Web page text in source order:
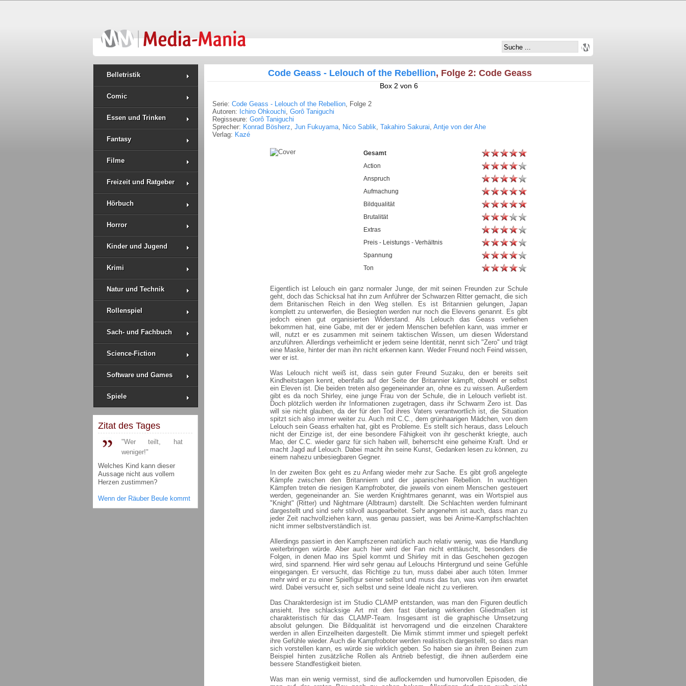
Belletristik
Comic
Essen und Trinken
Fantasy
Filme
Freizeit und Ratgeber
Hörbuch
Horror
Kinder und Jugend
Krimi
Natur und Technik
Rollenspiel
Sach- und Fachbuch
Science-Fiction
Software und Games
Spiele
Zitat des Tages
"Wer teilt, hat
weniger!"
Welches Kind kann dieser
Aussage nicht aus vollem
Herzen zustimmen?
Wenn der Räuber Beule kommt
Code Geass - Lelouch of the Rebellion, Folge 2: Code Geass
Box 2 von 6
Serie: Code Geass - Lelouch of the Rebellion, Folge 2
Autoren: Ichiro Ohkouchi, Gorô Taniguchi
Regisseure: Gorô Taniguchi
Sprecher: Konrad Bösherz, Jun Fukuyama, Nico Sablik, Takahiro Sakurai, Antje von der Ahe
Verlag: Kazé
Gesamt
Action
Anspruch
Aufmachung
Bildqualität
Brutalität
Extras
Preis - Leistungs - Verhältnis
Spannung
Ton
Eigentlich ist Lelouch ein ganz normaler Junge, der mit seinen Freunden zur Schule
geht, doch das Schicksal hat ihn zum Anführer der Schwarzen Ritter gemacht, die sich
dem Britanischen Reich in den Weg stellen. Es ist Britannien gelungen, Japan
komplett zu unterwerfen, die Besiegten werden nur noch die Elevens genannt. Es gibt
jedoch einen gut organisierten Widerstand. Als Lelouch das Geass verliehen
bekommen hat, eine Gabe, mit der er jedem Menschen befehlen kann, was immer er
will, nutzt er es zusammen mit seinem taktischen Wissen, um diesen Widerstand
anzuführen. Allerdings verheimlicht er jedem seine Identität, nennt sich "Zero" und trägt
eine Maske, hinter der man ihn nicht erkennen kann. Weder Freund noch Feind wissen,
wer er ist.
Was Lelouch nicht weiß ist, dass sein guter Freund Suzaku, den er bereits seit
Kindheitstagen kennt, ebenfalls auf der Seite der Britannier kämpft, obwohl er selbst
ein Eleven ist. Die beiden treten also gegeneinander an, ohne es zu wissen. Außerdem
gibt es da noch Shirley, eine junge Frau von der Schule, die in Lelouch verliebt ist.
Doch plötzlich werden ihr Informationen zugetragen, dass ihr Schwarm Zero ist. Das
will sie nicht glauben, da der für den Tod ihres Vaters verantwortlich ist, die Situation
spitzt sich also immer weiter zu. Auch mit C.C., dem grünhaarigen Mädchen, von dem
Lelouch sein Geass erhalten hat, gibt es Probleme. Es stellt sich heraus, dass Lelouch
nicht der Einzige ist, der eine besondere Fähigkeit von ihr geschenkt kriegte, auch
Mao, der C.C. wieder ganz für sich haben will, beherrscht eine geheime Kraft. Und er
macht Jagd auf Lelouch. Dabei macht ihn seine Kunst, Gedanken lesen zu können, zu
einem nahezu unbesiegbaren Gegner.
In der zweiten Box geht es zu Anfang wieder mehr zur Sache. Es gibt groß angelegte
Kämpfe zwischen den Britanniern und der japanischen Rebellion. In wuchtigen
Kämpfen treten die riesigen Kampfroboter, die jeweils von einem Menschen gesteuert
werden, gegeneinander an. Sie werden Knightmares genannt, was ein Wortspiel aus
"Knight" (Ritter) und Nightmare (Albtraum) darstellt. Die Schlachten werden fulminant
dargestellt und sind sehr stilvoll ausgearbeitet. Sehr angenehm ist auch, dass man zu
jeder Zeit nachvollziehen kann, was genau passiert, was bei Anime-Kampfschlachten
nicht immer selbstverständlich ist.
Allerdings passiert in den Kampfszenen natürlich auch relativ wenig, was die Handlung
weiterbringen würde. Aber auch hier wird der Fan nicht enttäuscht, besonders die
Folgen, in denen Mao ins Spiel kommt und Shirley mit in das Geschehen gezogen
wird, sind spannend. Hier wird sehr genau auf Lelouchs Hintergrund und seine Gefühle
eingegangen. Er versucht, das Richtige zu tun, muss dabei aber auch töten. Immer
mehr wird er zu einer Spielfigur seiner selbst und muss das tun, was von ihm erwartet
wird. Dabei versucht er, sich selbst und seine Ideale nicht zu verlieren.
Das Charakterdesign ist im Studio CLAMP entstanden, was man den Figuren deutlich
ansieht. Ihre schlacksige Art mit den fast überlang wirkenden Gliedmaßen ist
charakteristisch für das CLAMP-Team. Insgesamt ist die graphische Umsetzung
absolut gelungen. Die Bildqualität ist hervorragend und die einzelnen Charaktere
werden in allen Einzelheiten dargestellt. Die Mimik stimmt immer und spiegelt perfekt
ihre Gefühle wieder. Auch die Kampfroboter werden realistisch dargestellt, so dass man
sich vorstellen kann, es würde sie wirklich geben. So haben sie an ihren Beinen zum
Beispiel hinten zusätzliche Rollen als Antrieb befestigt, die ihnen außerdem eine
bessere Standfestigkeit bieten.
Was man ein wenig vermisst, sind die auflockernden und humorvollen Episoden, die